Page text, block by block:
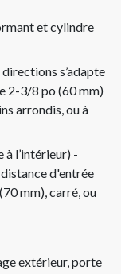
et cylindre
s’adapte
2-3/8 po (60 mm)
arrondis, ou à
l’intérieur) -
d'entrée
mm), carré, ou
extérieur, porte